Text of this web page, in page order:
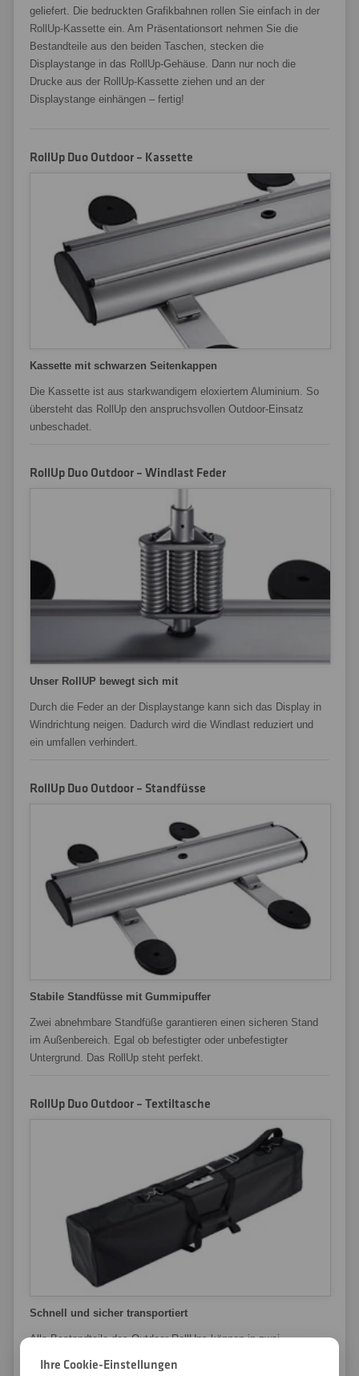
geliefert. Die bedruckten Grafikbahnen rollen Sie einfach in der
RollUp-Kassette ein. Am Präsentationsort nehmen Sie die
Bestandteile aus den beiden Taschen, stecken die
Displaystange in das RollUp-Gehäuse. Dann nur noch die
Drucke aus der RollUp-Kassette ziehen und an der
Displaystange einhängen – fertig!
RollUp Duo Outdoor – Kassette
Kassette mit schwarzen Seitenkappen
Die Kassette ist aus starkwandigem eloxiertem Aluminium. So
übersteht das RollUp den anspruchsvollen Outdoor-Einsatz
unbeschadet.
RollUp Duo Outdoor – Windlast Feder
Unser RollUP bewegt sich mit
Durch die Feder an der Displaystange kann sich das Display in
Windrichtung neigen. Dadurch wird die Windlast reduziert und
ein umfallen verhindert.
RollUp Duo Outdoor – Standfüsse
Stabile Standfüsse mit Gummipuffer
Zwei abnehmbare Standfüße garantieren einen sicheren Stand
im Außenbereich. Egal ob befestigter oder unbefestigter
Untergrund. Das RollUp steht perfekt.
RollUp Duo Outdoor – Textiltasche
Schnell und sicher transportiert
Alle Bestandteile des Outdoor RollUps können in zwei
Ihre Cookie-Einstellungen